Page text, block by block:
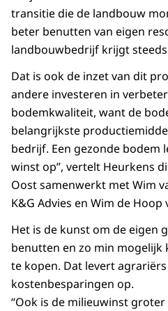
transitie die de landbouw
beter benutten van eigen
landbouwbedrijf krijgt
Dat is ook de inzet van dit
andere investeren in
bodemkwaliteit, want de
belangrijkste
bedrijf. Een gezonde bodem
winst op”, vertelt Heurkens
Oost samenwerkt met Wim
K&G Advies en Wim de Hoop
Het is de kunst om de eigen
benutten en zo min
te kopen. Dat levert
kostenbesparingen op.
“Ook is de milieuwinst